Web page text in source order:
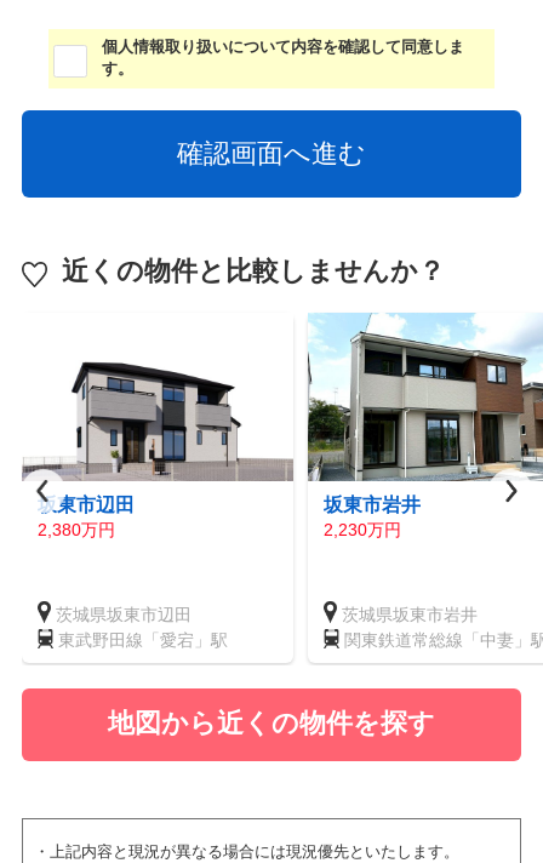
個人情報取り扱いについて内容を確認して同意しま
す。
近くの物件と比較しませんか？
坂東市辺田
2,380万円
茨城県坂東市辺田
東武野田線「愛宕」駅
坂東市岩井
2,230万円
茨城県坂東市岩井
関東鉄道常総線「中妻」
地図から近くの物件を探す
上記内容と現況が異なる場合には現況優先といたします。